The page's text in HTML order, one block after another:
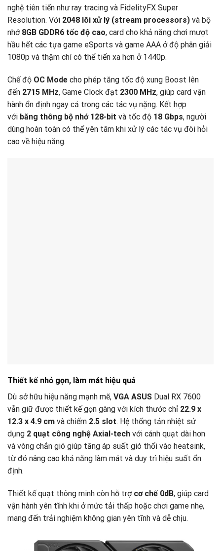
nghệ tiên tiến như ray tracing và FidelityFX Super
Resolution. Với 2048 lõi xử lý (stream processors) và bộ
nhớ 8GB GDDR6 tốc độ cao, card cho khả năng chơi mượt
hầu hết các tựa game eSports và game AAA ở độ phân giải
1080p và thậm chí có thể tiến xa hơn ở 1440p.
Chế độ OC Mode cho phép tăng tốc độ xung Boost lên
đến 2715 MHz, Game Clock đạt 2300 MHz, giúp card vận
hành ổn định ngay cả trong các tác vụ nặng. Kết hợp
với băng thông bộ nhớ 128-bit và tốc độ 18 Gbps, người
dùng hoàn toàn có thể yên tâm khi xử lý các tác vụ đòi hỏi
cao về hiệu năng.
Thiết kế nhỏ gọn, làm mát hiệu quả
Dù sở hữu hiệu năng mạnh mẽ, VGA ASUS Dual RX 7600
vẫn giữ được thiết kế gọn gàng với kích thước chỉ 22.9 x
12.3 x 4.9 cm và chiếm 2.5 slot. Hệ thống tản nhiệt sử
dụng 2 quạt công nghệ Axial-tech với cánh quạt dài hơn
và vòng chắn gió giúp tăng áp suất gió thổi vào heatsink,
từ đó nâng cao khả năng làm mát và duy trì hiệu suất ổn
định.
Thiết kế quạt thông minh còn hỗ trợ cơ chế 0dB, giúp card
vận hành yên tĩnh khi ở mức tải thấp hoặc chơi game nhẹ,
mang đến trải nghiệm không gian yên tĩnh và dễ chịu.